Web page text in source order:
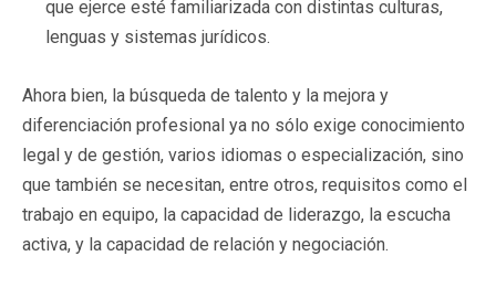
que ejerce esté familiarizada con distintas culturas,
lenguas y sistemas jurídicos.
Ahora bien, la búsqueda de talento y la mejora y
diferenciación profesional ya no sólo exige conocimiento
legal y de gestión, varios idiomas o especialización, sino
que también se necesitan, entre otros, requisitos como el
trabajo en equipo, la capacidad de liderazgo, la escucha
activa, y la capacidad de relación y negociación.